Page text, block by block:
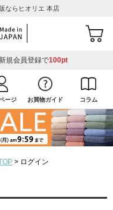
ならヒオリエ 本店
規会員登録で100pt
ージ お買物ガイド コラム
ログイン